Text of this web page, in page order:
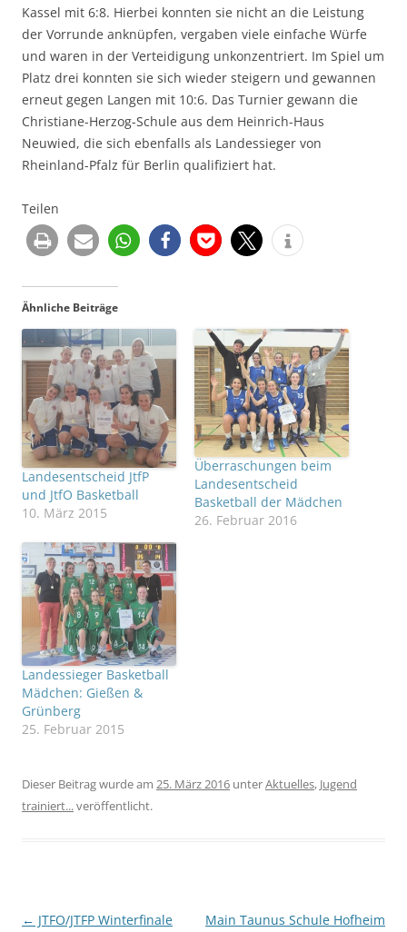
Kassel mit 6:8. Hierbei konnten sie nicht an die Leistung
der Vorrunde anknüpfen, vergaben viele einfache Würfe
und waren in der Verteidigung unkonzentriert. Im Spiel um
Platz drei konnten sie sich wieder steigern und gewannen
erneut gegen Langen mit 10:6. Das Turnier gewann die
Christiane-Herzog-Schule aus dem Heinrich-Haus
Neuwied, die sich ebenfalls als Landessieger von
Rheinland-Pfalz für Berlin qualifiziert hat.
Teilen
Ähnliche Beiträge
Landesentscheid JtfP
und JtfO Basketball
10. März 2015
Überraschungen beim
Landesentscheid
Basketball der Mädchen
26. Februar 2016
Landessieger Basketball
Mädchen: Gießen &
Grünberg
25. Februar 2015
Dieser Beitrag wurde am 25. März 2016 unterAktuelles, Jugend
trainiert...veröffentlicht.
Beitragsnavigation
← JTFO/JTFP Winterfinale Main Taunus Schule Hofheim